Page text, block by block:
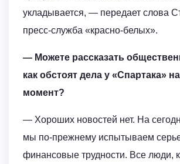
укладывается, — передает слова
пресс-служба «красно-белых».
— Можете рассказать
как обстоят дела у «Спартака»
момент?
— Хороших новостей нет. На
мы по-прежнему испытываем
финансовые трудности. Все люди,